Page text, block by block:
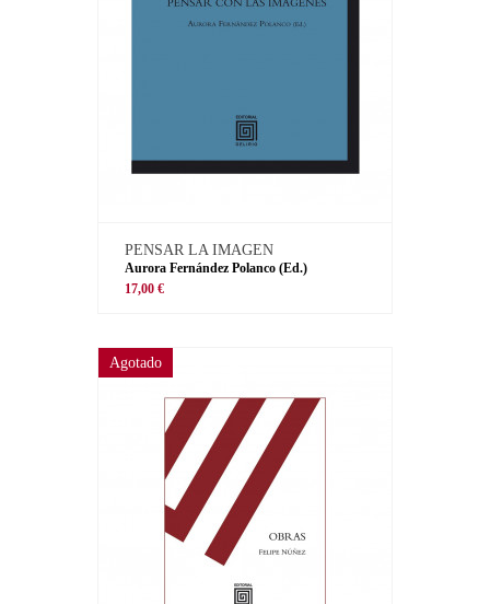
PENSAR LA IMAGEN
Aurora Fernández Polanco (Ed.)
17,00 €
Agotado